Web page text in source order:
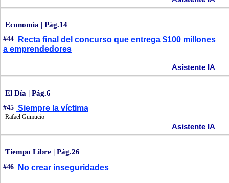
Economía | Pág.14
#44
Recta final del concurso que entrega $100 millones
a emprendedores
Asistente IA
El Día | Pág.6
#45 Siempre la víctima
Rafael Gumucio
Asistente IA
Tiempo Libre | Pág.26
#46 No crear inseguridades